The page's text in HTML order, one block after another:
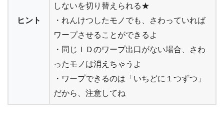
ヒント
しないを切り替えられる★
・れんけつしたモノでも、さわっていれば
ワープさせることができるよ
・同じＩＤのワープ出口がない場合、さわ
ったモノは消えちゃうよ
・ワープできるのは「いちどに１つずつ」
だから、注意してね